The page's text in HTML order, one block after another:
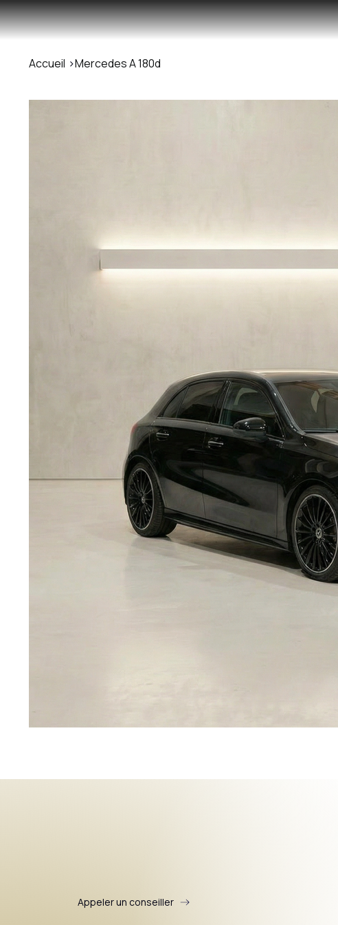
Accueil >Mercedes A 180d
Appeler un conseiller